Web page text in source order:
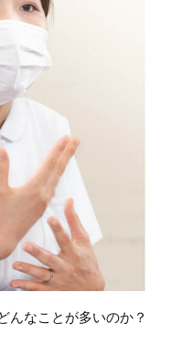
んなことが多いのか？